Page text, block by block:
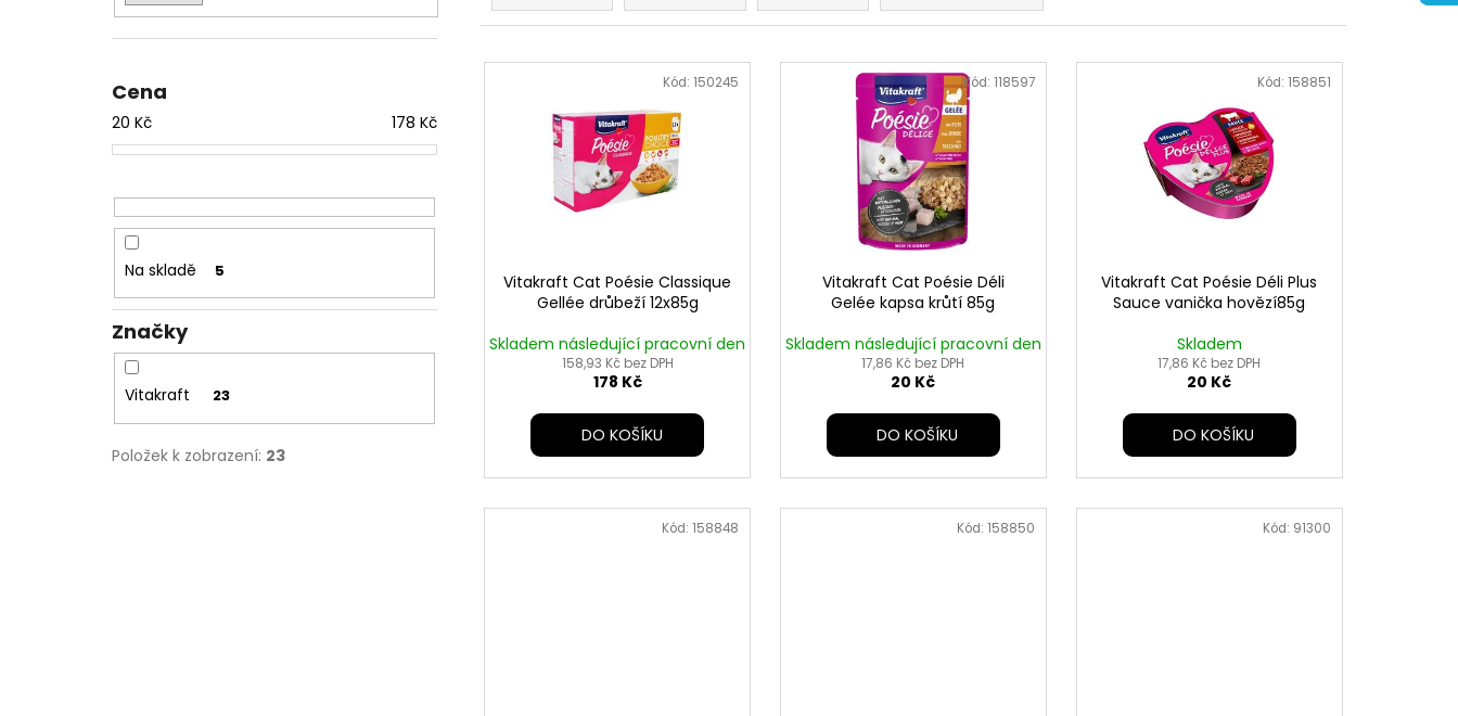
Cena
20 Kč 178 Kč
Na skladě 5
Značky
Vitakraft 23
Položek k zobrazení: 23
z
ů
V
k
Vitakraft Cat Poésie Classique
Gellée drůbeží 12x85g
Skladem následující pracovní den
158,93 Kč bez DPH
178 Kč
DO KOŠÍKU
Kód:150245
Vitakraft Cat Poésie Déli
Gelée kapsa krůtí 85g
Skladem následující pracovní den
17,86 Kč bez DPH
20 Kč
DO KOŠÍKU
Kód: 118597
Vitakraft Cat Poésie Déli Plus
Sauce vanička hovězí85g
Skladem
17,86 Kč bez DPH
20 Kč
DO KOŠÍKU
Kód: 158851
Kód:158848 Kód: 158850 Kód: 91300